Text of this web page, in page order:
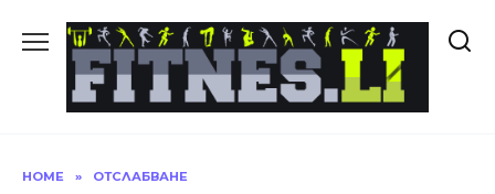
HOME » ОТСЛАБВАНЕ